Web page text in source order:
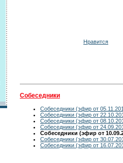
Нравится
Собеседники
Собеседники (эфир от
Собеседники (эфир от
Собеседники (эфир от
Собеседники (эфир от
Собеседники (эфир от
Собеседники (эфир от
Собеседники (эфир от